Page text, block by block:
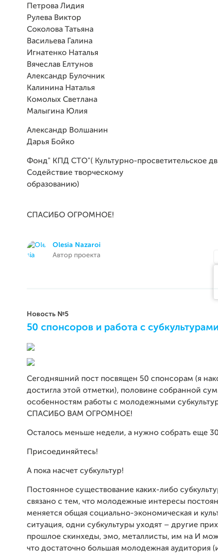
Петрова Лидия
Рулева Виктор
Соколова Татьяна
Васильева Галина
Игнатенко Наталья
Вячеслав Елтунов
Александр Булочник
Калинина Наталья
Комолых Светлана
Малыгина Юлия
Александр Волшанин
Дарья Бойко
Фонд" КПД СТО"( Культурно-просветительское
Содействие творческому
образованию)
СПАСИБО ОГРОМНОЕ!
Olesia Nazaroi
Автор проекта
Новость №5
50 спонсоров и работа с
Сегодняшний пост посвящен 50 спонсорам (я
достигла этой отметки), половине собранной
особенностям работы с молодежными
СПАСИБО ВАМ ОГРОМНОЕ!
Осталось меньше недели, а нужно собрать еще
Присоединяйтесь!
А пока насчет субкультур!
Постоянное существование каких-либо
связано с тем, что молодежные интересы
меняется общая социально-экономическая и
ситуация, одни субкультуры уходят – другие
прошлое скинхеды, эмо, металлисты, им на И
что достаточно большая молодежная аудитория